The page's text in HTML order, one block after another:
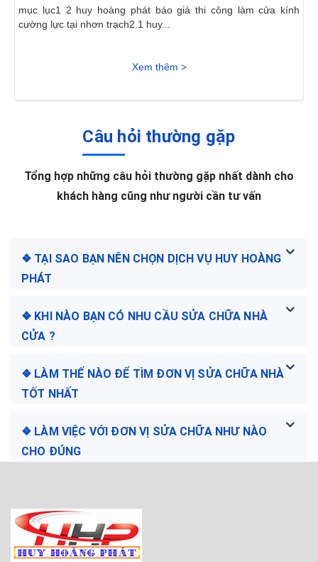
mục lục1 2 huy hoàng phát báo giá thi công làm cửa kính
cường lực tại nhơn trạch2.1 huy...
Xem thêm >
Câu hỏi thường gặp
Tổng hợp những câu hỏi thường gặp nhất dành cho
khách hàng cũng như người cần tư vấn
❖ TẠI SAO BẠN NÊN CHỌN DỊCH VỤ HUY HOÀNG
PHÁT
❖ KHI NÀO BẠN CÓ NHU CẦU SỬA CHỮA NHÀ
CỬA ?
❖ LÀM THẾ NÀO ĐỂ TÌM ĐƠN VỊ SỬA CHỮA NHÀ
TỐT NHẤT
❖ LÀM VIỆC VỚI ĐƠN VỊ SỬA CHỮA NHƯ NÀO
CHO ĐÚNG